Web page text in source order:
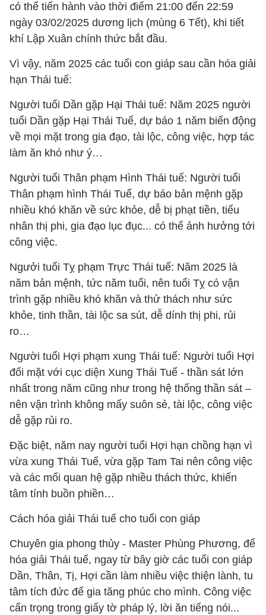
có thể tiến hành vào thời điểm 21:00 đến 22:59
ngày 03/02/2025 dương lịch (mùng 6 Tết), khi tiết
khí Lập Xuân chính thức bắt đầu.
Vì vậy, năm 2025 các tuổi con giáp sau cần hóa giải
hạn Thái tuế:
Người tuổi Dần gặp Hại Thái tuế: Năm 2025 người
tuổi Dần gặp Hại Thái Tuế, dự báo 1 năm biến động
về mọi mặt trong gia đạo, tài lộc, công việc, hợp tác
làm ăn khó như ý…
Người tuổi Thân phạm Hình Thái tuế: Người tuổi
Thân phạm hình Thái Tuế, dự báo bản mệnh gặp
nhiều khó khăn về sức khỏe, dễ bị phạt tiền, tiểu
nhân thị phi, gia đạo lục đục... có thể ảnh hưởng tới
công việc.
Ngưởi tuổi Tỵ phạm Trực Thái tuế: Năm 2025 là
năm bản mệnh, tức năm tuổi, nên tuổi Tỵ có vận
trình gặp nhiều khó khăn và thử thách như sức
khỏe, tinh thần, tài lộc sa sút, dễ dính thị phi, rủi
ro…
Người tuổi Hợi phạm xung Thái tuế: Người tuổi Hợi
đối mặt với cục diện Xung Thái Tuế - thần sát lớn
nhất trong năm cũng như trong hệ thống thần sát –
nên vận trình không mấy suôn sẻ, tài lộc, công việc
dễ gặp rủi ro.
Đặc biệt, năm nay người tuổi Hợi hạn chồng hạn vì
vừa xung Thái Tuế, vừa gặp Tam Tai nên công việc
và các mối quan hệ gặp nhiều thách thức, khiến
tâm tính buồn phiền…
Cách hóa giải Thái tuế cho tuổi con giáp
Chuyên gia phong thủy - Master Phùng Phương, để
hóa giải Thái tuế, ngay từ bây giờ các tuổi con giáp
Dần, Thân, Tị, Hợi cần làm nhiều việc thiện lành, tu
tâm tích đức để gia tăng phúc cho mình. Công việc
cẩn trọng trong giấy tờ pháp lý, lời ăn tiếng nói...